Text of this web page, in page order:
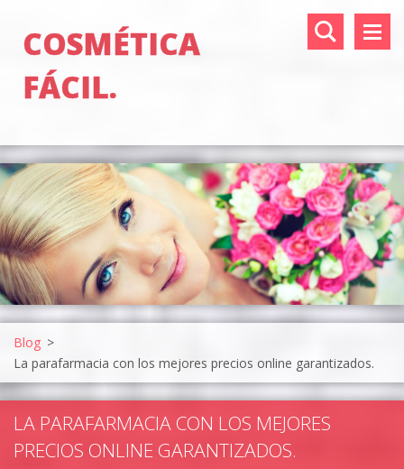
COSMÉTICA
FÁCIL.
Blog >
La parafarmacia con los mejores precios online garantizados.
LA PARAFARMACIA CON LOS MEJORES
PRECIOS ONLINE GARANTIZADOS.